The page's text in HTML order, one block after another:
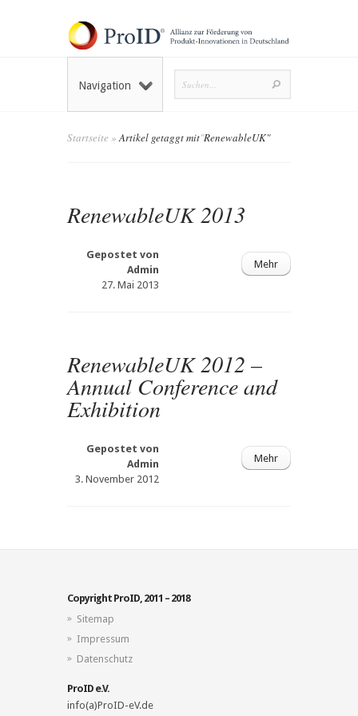
Navigation
Startseite »Artikel getaggt mit"RenewableUK"
RenewableUK 2013
Gepostet von
Admin
27. Mai 2013
Mehr
RenewableUK 2012 –
Annual Conference and
Exhibition
Gepostet von
Admin
3. November 2012
Mehr
Copyright ProID, 2011 – 2018
Sitemap
Impressum
Datenschutz
ProID e.V.
info(a)ProID-eV.de